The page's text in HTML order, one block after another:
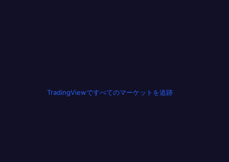
TradingViewですべてのマーケットを追跡